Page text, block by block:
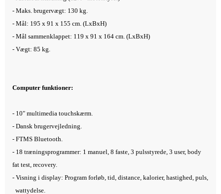
- Maks. brugervægt: 130 kg.
- Mål: 195 x 91 x 155 cm. (LxBxH)
- Mål sammenklappet: 119 x 91 x 164 cm. (LxBxH)
- Vægt: 85 kg.
Computer funktioner:
- 10" multimedia touchskærm.
- Dansk brugervejledning.
- FTMS Bluetooth.
- 18 træningsprogrammer: 1 manuel, 8 faste, 3 pulsstyrede, 3 user, body
fat test, recovery.
- Visning i display: Program forløb, tid, distance, kalorier, hastighed, puls,
wattydelse.